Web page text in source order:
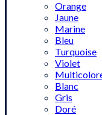
Orange
Jaune
Marine
Bleu
Turquoise
Violet
Blanc
Gris
Doré